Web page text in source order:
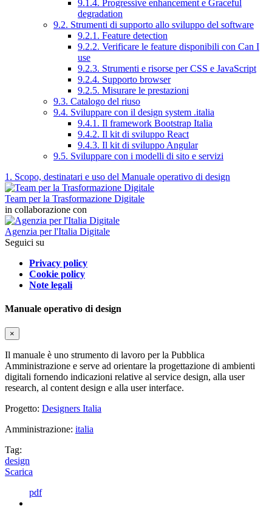
9.1.4. Progressive enhancement e Graceful
degradation
9.2. Strumenti di supporto allo sviluppo del software
9.2.1. Feature detection
9.2.2. Verificare le feature disponibili con Can I
use
9.2.3. Strumenti e risorse per CSS e JavaScript
9.2.4. Supporto browser
9.2.5. Misurare le prestazioni
9.3. Catalogo del riuso
9.4. Sviluppare con il design system .italia
9.4.1. Il framework Bootstrap Italia
9.4.2. Il kit di sviluppo React
9.4.3. Il kit di sviluppo Angular
9.5. Sviluppare con i modelli di sito e servizi
1. Scopo, destinatari e uso del Manuale operativo di design
Team per la Trasformazione Digitale
in collaborazione con
Agenzia per l'Italia Digitale
Seguici su
Privacy policy
Cookie policy
Note legali
Manuale operativo di design
×
Il manuale è uno strumento di lavoro per la Pubblica
Amministrazione e serve ad orientare la progettazione di ambienti
digitali fornendo indicazioni relative al service design, alla user
research, al content design e alla user interface.
Progetto: Designers Italia
Amministrazione: italia
Tag:
design
Scarica
pdf